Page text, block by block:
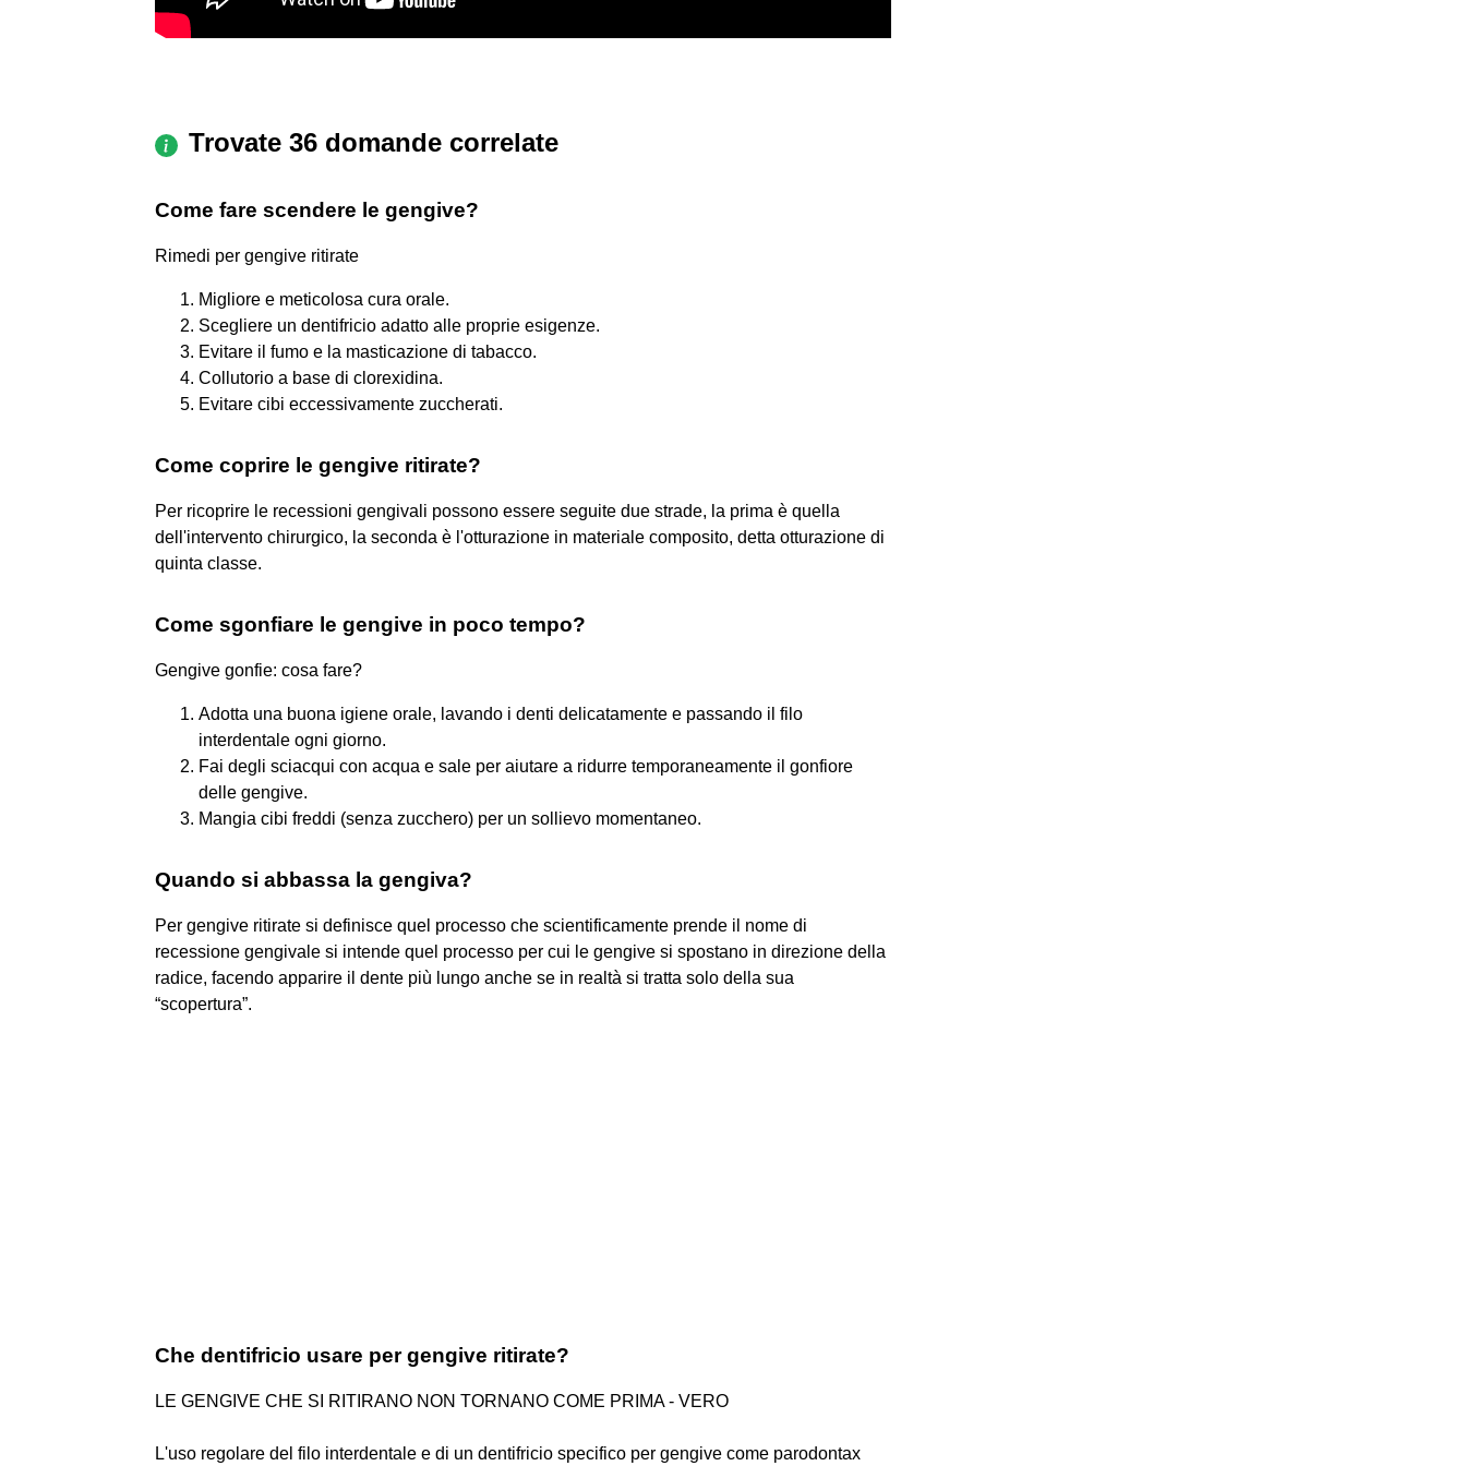
Trovate 36 domande correlate
Come fare scendere le gengive?
Rimedi per gengive ritirate
Migliore e meticolosa cura orale.
Scegliere un dentifricio adatto alle proprie esigenze.
Evitare il fumo e la masticazione di tabacco.
Collutorio a base di clorexidina.
Evitare cibi eccessivamente zuccherati.
Come coprire le gengive ritirate?
Per ricoprire le recessioni gengivali possono essere seguite due strade, la prima è quella
dell'intervento chirurgico, la seconda è l'otturazione in materiale composito, detta otturazione di
quinta classe.
Come sgonfiare le gengive in poco tempo?
Gengive gonfie: cosa fare?
Adotta una buona igiene orale, lavando i denti delicatamente e passando il filo
interdentale ogni giorno.
Fai degli sciacqui con acqua e sale per aiutare a ridurre temporaneamente il gonfiore
delle gengive.
Mangia cibi freddi (senza zucchero) per un sollievo momentaneo.
Quando si abbassa la gengiva?
Per gengive ritirate si definisce quel processo che scientificamente prende il nome di
recessione gengivale si intende quel processo per cui le gengive si spostano in direzione della
radice, facendo apparire il dente più lungo anche se in realtà si tratta solo della sua
“scopertura”.
Che dentifricio usare per gengive ritirate?
LE GENGIVE CHE SI RITIRANO NON TORNANO COME PRIMA - VERO
L'uso regolare del filo interdentale e di un dentifricio specifico per gengive come parodontax